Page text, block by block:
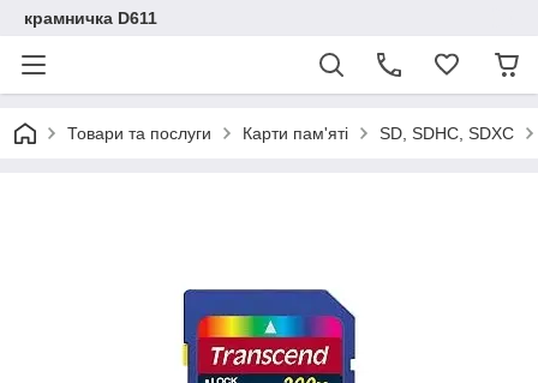
крамничка D611
Товари та послуги Карти пам'яті SD, SDHC, SDXC